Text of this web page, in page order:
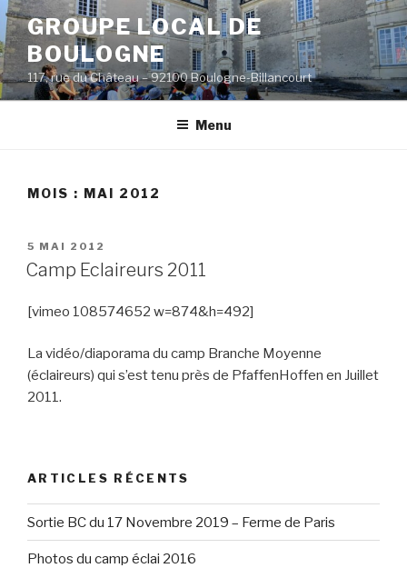
Aller
au
contenu
principal
GROUPE LOCAL DE
BOULOGNE
117, rue du Château – 92100 Boulogne-Billancourt
Menu
MOIS : MAI 2012
PUBLIÉ
LE
5 MAI 2012
Camp Eclaireurs 2011
[vimeo 108574652 w=874&h=492]
La vidéo/diaporama du camp Branche Moyenne
(éclaireurs) qui s’est tenu près de PfaffenHoffen en Juillet
2011.
ARTICLES RÉCENTS
Sortie BC du 17 Novembre 2019 – Ferme de Paris
Photos du camp éclai 2016